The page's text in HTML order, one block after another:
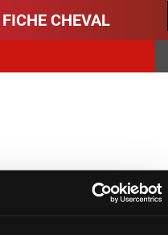
FICHE CHEVAL